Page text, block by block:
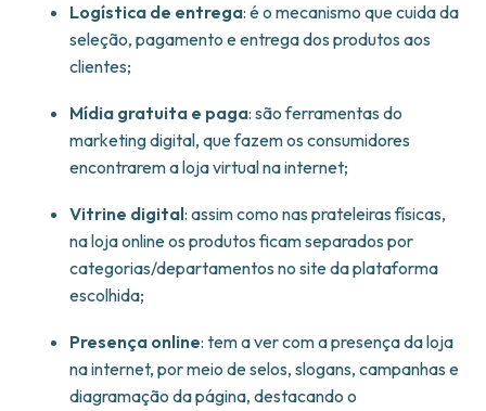
Logística de entrega: é o mecanismo que cuida da
seleção, pagamento e entrega dos produtos aos
clientes;
Mídia gratuita e paga: são ferramentas do
marketing digital, que fazem os consumidores
encontrarem a loja virtual na internet;
Vitrine digital: assim como nas prateleiras físicas,
na loja online os produtos ficam separados por
categorias/departamentos no site da plataforma
escolhida;
Presença online: tem a ver com a presença da loja
na internet, por meio de selos, slogans, campanhas e
diagramação da página, destacando o